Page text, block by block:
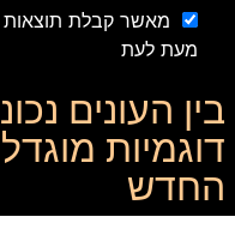
מאשר קבלת
מעת לעת
דוגמיות
החדש